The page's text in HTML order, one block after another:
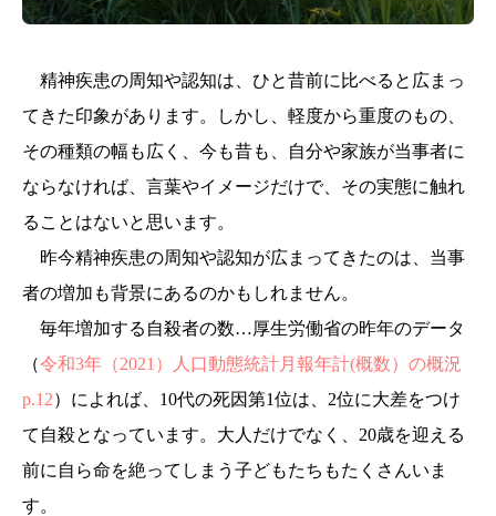
精神疾患の周知や認知は、ひと昔前に比べると広まっ
てきた印象があります。しかし、軽度から重度のもの、
その種類の幅も広く、今も昔も、自分や家族が当事者に
ならなければ、言葉やイメージだけで、その実態に触れ
ることはないと思います。
昨今精神疾患の周知や認知が広まってきたのは、当事
者の増加も背景にあるのかもしれません。
毎年増加する自殺者の数…厚生労働省の昨年のデータ
（令和3年（2021）人口動態統計月報年計(概数）の概況
p.12）によれば、10代の死因第1位は、2位に大差をつけ
て自殺となっています。大人だけでなく、20歳を迎える
前に自ら命を絶ってしまう子どもたちもたくさんいま
す。